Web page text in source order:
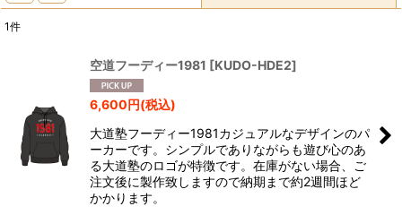
絞り込む
1件
空道フーディー1981 [KUDO-HDE2]
6,600円(税込)
大道塾フーディー1981カジュアルなデザインのパ
ーカーです。シンプルでありながらも遊び心のあ
る大道塾のロゴが特徴です。在庫がない場合、ご
注文後に製作致しますので納期まで約2週間ほど
かかります。